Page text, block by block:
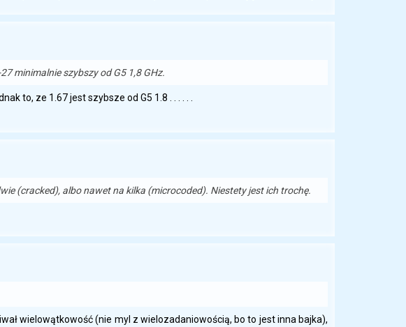
minimalnie szybszy od G5 1,8 GHz.
to, ze 1.67 jest szybsze od G5 1.8 . . . . . .
(cracked), albo nawet na kilka (microcoded). Niestety jest ich trochę.
wielowątkowość (nie myl z wielozadaniowością, bo to jest inna bajka),